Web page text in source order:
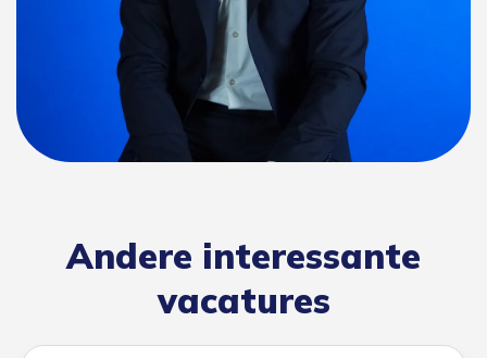
Andere interessante
vacatures